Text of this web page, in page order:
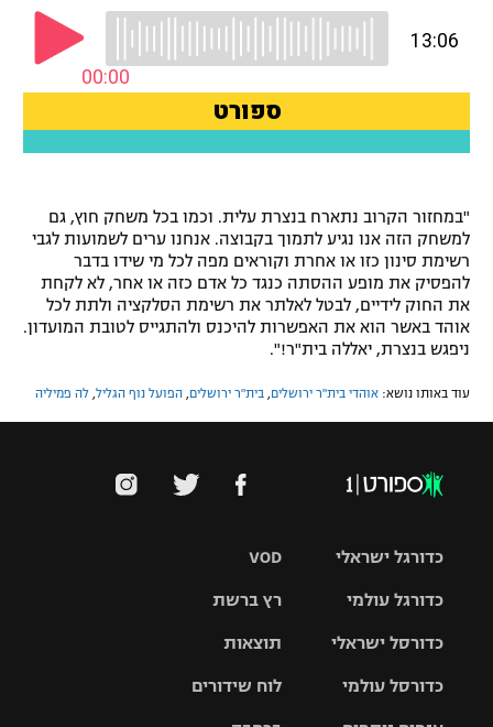
"במחזור הקרוב נתארח בנצרת עלית. וכמו בכל משחק חוץ, גם
למשחק הזה אנו נגיע לתמוך בקבוצה. אנחנו ערים לשמועות לגבי
רשימת סינון כזו או אחרת וקוראים מפה לכל מי שידו בדבר
להפסיק את מופע ההסתה כנגד כל אדם כזה או אחר, לא לקחת
את החוק לידיים, לבטל לאלתר את רשימת הסלקציה ולתת לכל
אוהד באשר הוא את האפשרות להיכנס ולהתגייס לטובת המועדון.
ניפגש בנצרת, יאללה בית"ר!".
עוד באותו נושא: אוהדי בית"ר ירושלים, בית"ר ירושלים, הפועל נוף הגליל, לה פמיליה
VOD
רץ ברשת
תוצאות
לוח שידורים
כדורגל ישראלי
גביע הטוטו
כדורגל עולמי
האלופות
כדורסל ישראלי
סל
כדורסל עולמי